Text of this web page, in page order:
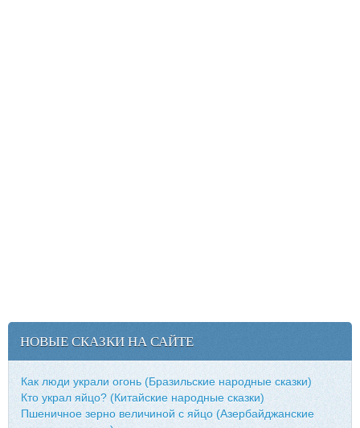
НОВЫЕ СКАЗКИ НА САЙТЕ
Как люди украли огонь (Бразильские народные сказки)
Кто украл яйцо? (Китайские народные сказки)
Пшеничное зерно величиной с яйцо (Азербайджанские